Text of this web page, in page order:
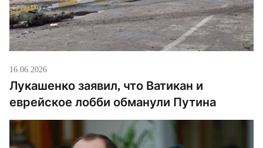
16.06.2026
Лукашенко заявил, что Ватикан и
еврейское лобби обманули Путина